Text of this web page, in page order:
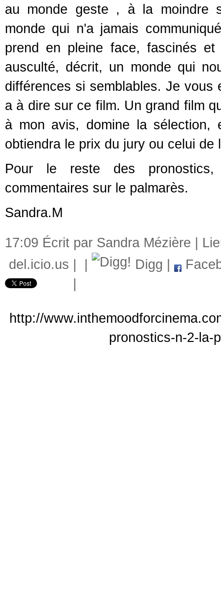
au monde geste , à la moindre
monde qui n'a jamais
prend en pleine face, fascinés
ausculté, décrit, un monde qui
différences si semblables. Je
a à dire sur ce film. Un grand film
à mon avis, domine la
obtiendra le prix du jury ou celui de
Pour le reste des
commentaires sur le palmarès.
Sandra.M
17:09 Écrit par Sandra Mézière |
del.icio.us
Digg
http://
pronostics-n-2-la-